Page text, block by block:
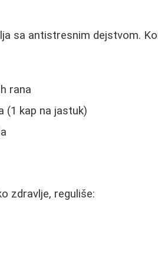
sa antistresnim dejstvom.
rana
(1 kap na jastuk)
zdravlje, reguliše: